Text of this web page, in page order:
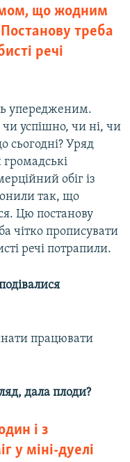
що жодним
треба
речі
упередженим.
успішно, чи ні, чи
сьогодні? Уряд
обіг із
так, що
Цю постанову
чітко прописувати
речі потрапили.
працювати
дала плоди?
і з
у міні-дуелі